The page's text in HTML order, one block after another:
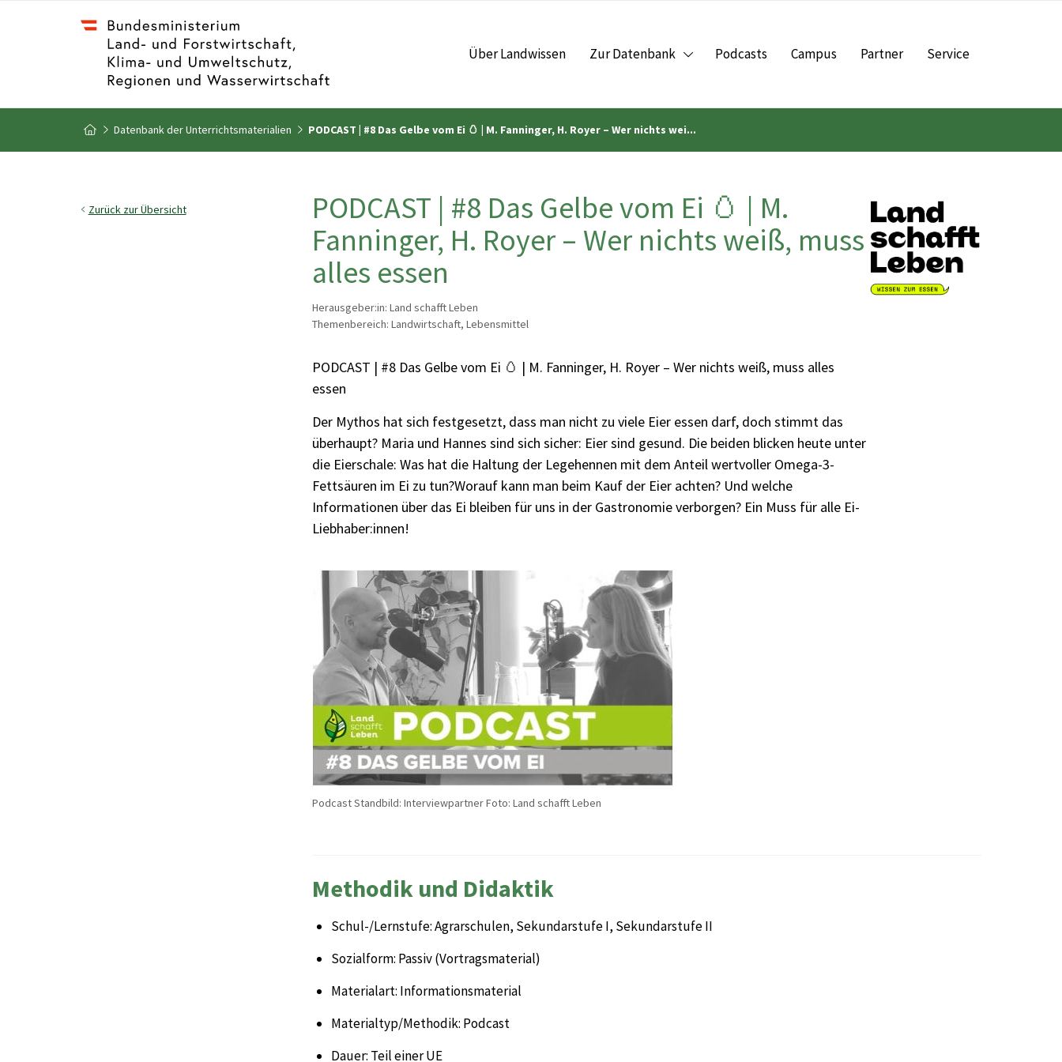
Zum Inhalt
Zum Inhaltsverzeichnis
Zur Startseite
Über Landwissen Zur Datenbank Podcasts Campus Partner Service
Datenbank der Unterrichtsmaterialien PODCAST | #8 Das Gelbe vom Ei 🥚 | M. Fanninger, H. Royer – Wer nichts wei...
Zurück zur Übersicht
PODCAST | #8 Das Gelbe vom Ei 🥚 | M.
Fanninger, H. Royer – Wer nichts weiß, muss
alles essen
Herausgeber:in: Land schafft Leben
Themenbereich: Landwirtschaft, Lebensmittel
PODCAST | #8 Das Gelbe vom Ei 🥚 | M. Fanninger, H. Royer – Wer nichts weiß, muss alles
essen
Der Mythos hat sich festgesetzt, dass man nicht zu viele Eier essen darf, doch stimmt das
überhaupt? Maria und Hannes sind sich sicher: Eier sind gesund. Die beiden blicken heute unter
die Eierschale: Was hat die Haltung der Legehennen mit dem Anteil wertvoller Omega-3-
Fettsäuren im Ei zu tun?Worauf kann man beim Kauf der Eier achten? Und welche
Informationen über das Ei bleiben für uns in der Gastronomie verborgen? Ein Muss für alle Ei-
Liebhaber:innen!
Podcast Standbild: Interviewpartner Foto: Land schafft Leben
Methodik und Didaktik
Schul-/Lernstufe: Agrarschulen, Sekundarstufe I, Sekundarstufe II
Sozialform: Passiv (Vortragsmaterial)
Materialart: Informationsmaterial
Materialtyp/Methodik: Podcast
Dauer: Teil einer UE